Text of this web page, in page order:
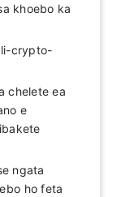
khoebo ka
li-crypto-
chelete ea
e
ngata
ho feta